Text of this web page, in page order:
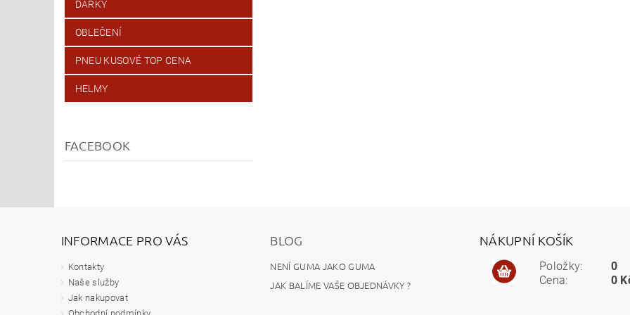
DÁRKY
OBLEČENÍ
PNEU KUSOVÉ TOP CENA
HELMY
FACEBOOK
INFORMACE PRO VÁS
Kontakty
Naše služby
Jak nakupovat
BLOG
NENÍ GUMA JAKO GUMA
JAK BALÍME VAŠE OBJEDNÁVKY ?
NÁKUPNÍ KOŠÍK
Položky:
Cena:
0
0